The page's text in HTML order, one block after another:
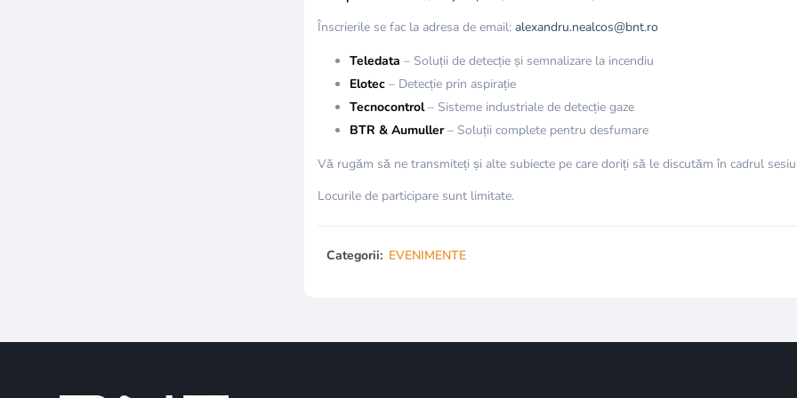
Înscrierile se fac la adresa de email: alexandru.nealcos@bnt.ro
Teledata – Soluții de detecție și semnalizare la incendiu
Elotec – Detecție prin aspirație
Tecnocontrol– Sisteme industriale de detecție gaze
BTR & Aumuller– Soluții complete pentru desfumare
Vă rugăm să ne transmiteți și alte subiecte pe care doriți să le discutăm în cadrul
Locurile de participare sunt limitate.
Categorii: EVENIMENTE